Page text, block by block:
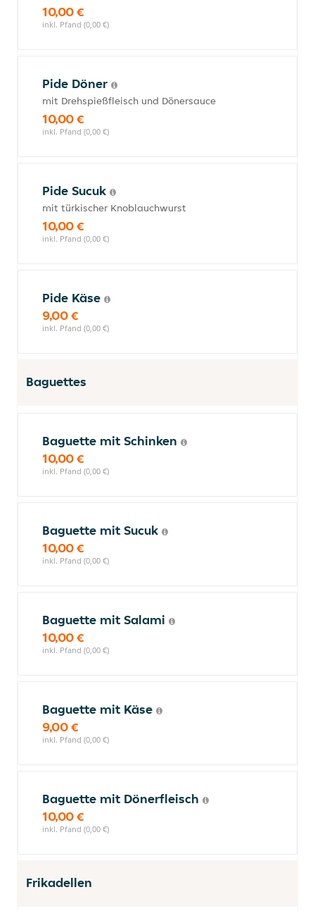
10,00 €
inkl. Pfand (0,00 €)
Pide Döner
mit Drehspießfleisch und Dönersauce
10,00 €
inkl. Pfand (0,00 €)
Pide Sucuk
mit türkischer Knoblauchwurst
10,00 €
inkl. Pfand (0,00 €)
Pide Käse
9,00 €
inkl. Pfand (0,00 €)
Baguettes
Baguette mit Schinken
10,00 €
inkl. Pfand (0,00 €)
Baguette mit Sucuk
10,00 €
inkl. Pfand (0,00 €)
Baguette mit Salami
10,00 €
inkl. Pfand (0,00 €)
Baguette mit Käse
9,00 €
inkl. Pfand (0,00 €)
Baguette mit Dönerfleisch
10,00 €
inkl. Pfand (0,00 €)
Frikadellen